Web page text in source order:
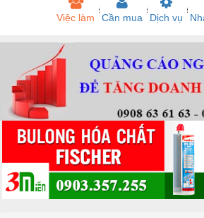
Việc làm Cần mua Dịch vụ